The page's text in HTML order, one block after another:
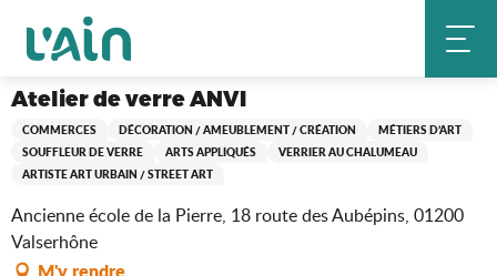
contenu
principal
Accueil Atelier de verre ANVI
Atelier de verre ANVI
COMMERCES DÉCORATION / AMEUBLEMENT / CRÉATION
MÉTIERS D’ART
SOUFFLEUR DE VERRE
ARTS APPLIQUÉS
VERRIER AU CHALUMEAU
ARTISTE ART URBAIN / STREET ART
Ancienne école de la Pierre, 18 route des Aubépins, 01200
Valserhône